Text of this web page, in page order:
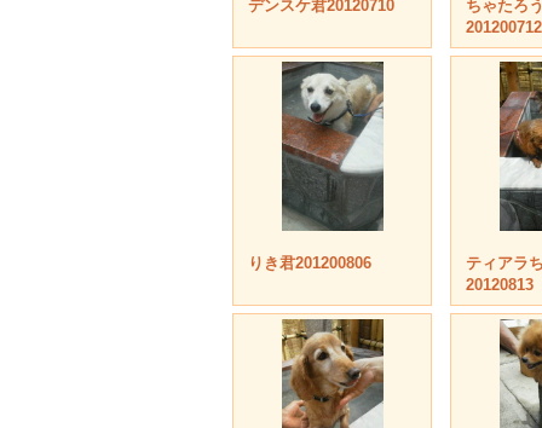
デンスケ君20120710
ちゃたろ
201200712
りき君201200806
ティアラ
20120813